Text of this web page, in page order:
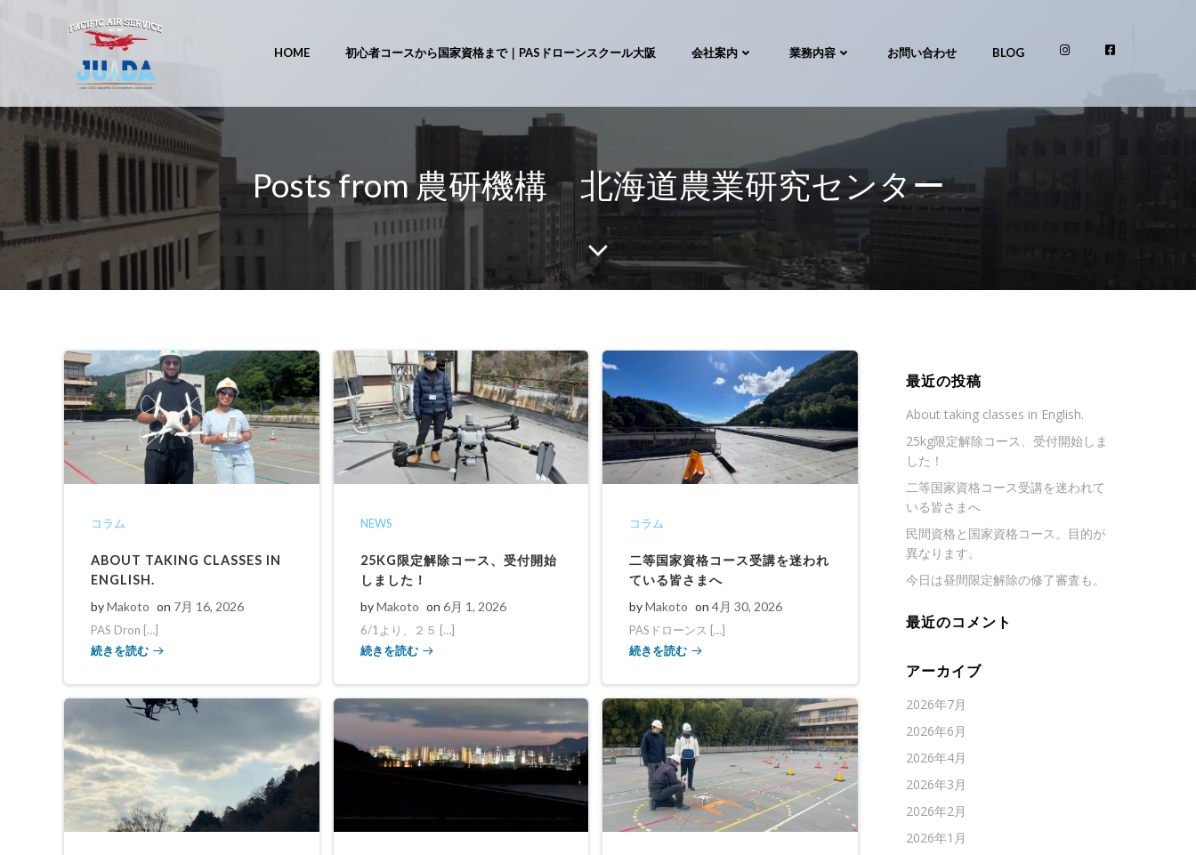
へ
HOME 初心者コースから国家資格まで｜PASドローンスクール大阪 会社案内 業務内容 お問い合わせ BLOG
Posts from 農研機構 北海道農業研究センター
コラム
ABOUT TAKING CLASSES IN
ENGLISH.
byMakoto on 7月 16, 2026
PAS Dron […]
続きを読む
NEWS
25KG限定解除コース、受付開始
しました！
byMakoto on 6月 1, 2026
6/1より、２５ […]
続きを読む
コラム
二等国家資格コース受講を迷われ
ている皆さまへ
byMakoto on 4月 30, 2026
PASドローンス […]
続きを読む
最近の投稿
About taking classes in English.
25kg限定解除コース、受付開始しま
した！
二等国家資格コース受講を迷われて
いる皆さまへ
民間資格と国家資格コース。目的が
異なります。
今日は昼間限定解除の修了審査も。
最近のコメント
アーカイブ
2026年7月
2026年6月
2026年4月
2026年3月
2026年2月
2026年1月